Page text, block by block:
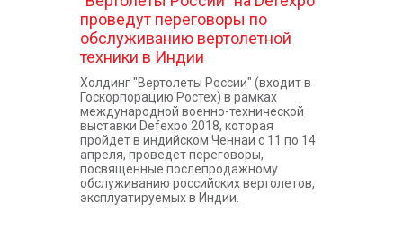
проведут переговоры по
обслуживанию вертолетной
техники в Индии
Холдинг "Вертолеты России" (входит в
Госкорпорацию Ростех) в рамках
международной военно-технической
выставки Defexpo 2018, которая
пройдет в индийском Ченнаи с 11 по 14
апреля, проведет переговоры,
посвященные послепродажному
обслуживанию российских вертолетов,
эксплуатируемых в Индии.